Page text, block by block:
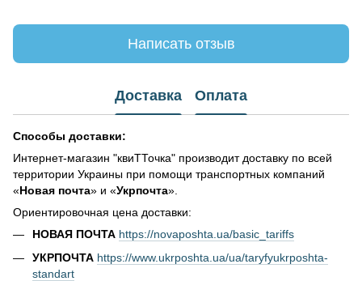
Написать отзыв
Доставка Оплата
Способы доставки:
Интернет-магазин "квиТТочка" производит доставку по всей
территории Украины при помощи транспортных компаний
«Новая почта» и «Укрпочта».
Ориентировочная цена доставки:
НОВАЯ ПОЧТА https://novaposhta.ua/basic_tariffs
УКРПОЧТА https://www.ukrposhta.ua/ua/taryfyukrposhta-
standart